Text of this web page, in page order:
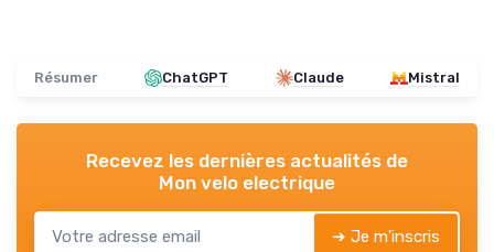
Résumer ChatGPT Claude Mistral
Recevez les dernières actualités de
Mon velo electrique
➔ Je m'inscris